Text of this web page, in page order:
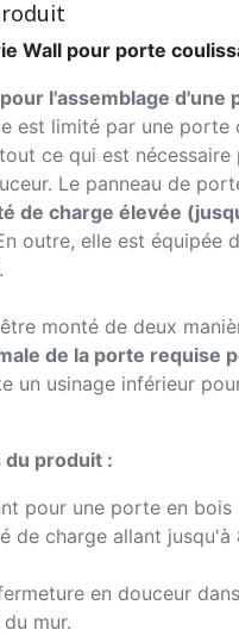
Wall pour porte
pour l'assemblage d'une
est limité par une porte
ce qui est
Le panneau de
de charge élevée
outre, elle est
monté de deux
de la porte requise
un usinage inférieur
produit :
pour une porte en
de charge allant
en douceur
mur.